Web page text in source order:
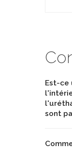
Est-ce
sont